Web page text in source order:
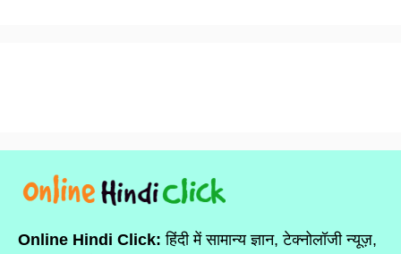
Online Hindi Click: हिंदी में सामान्य ज्ञान, टेक्नोलॉजी न्यूज़,